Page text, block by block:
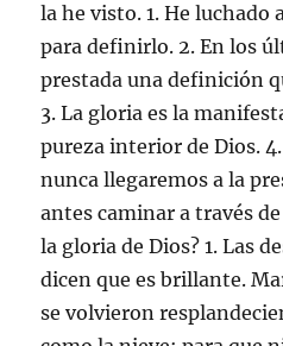
la he visto. 1. He luchado
para definirlo. 2. En los
prestada una definición
3. La gloria es la
pureza interior de Dios.
nunca llegaremos a la
antes caminar a través de
la gloria de Dios? 1. Las
dicen que es brillante.
se volvieron